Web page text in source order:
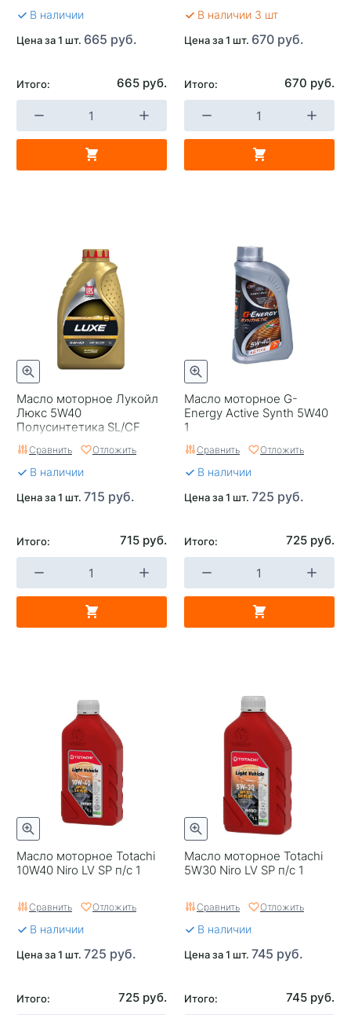
В наличии
Цена за 1 шт. 665 руб.
Итого: 665 руб.
В наличии 3 шт
Цена за 1 шт. 670 руб.
Итого: 670 руб.
Масло моторное Лукойл
Люкс 5W40
Полусинтетика SL/CF
Россия 1
Сравнить Отложить
В наличии
Цена за 1 шт. 715 руб.
Итого: 715 руб.
Масло моторное G-
Energy Active Synth 5W40
1
Сравнить Отложить
В наличии
Цена за 1 шт. 725 руб.
Итого: 725 руб.
Масло моторное Totachi
10W40 Niro LV SP п/с 1
Сравнить Отложить
В наличии
Цена за 1 шт. 725 руб.
Итого: 725 руб.
Масло моторное Totachi
5W30 Niro LV SP п/с 1
Сравнить Отложить
В наличии
Цена за 1 шт. 745 руб.
Итого: 745 руб.